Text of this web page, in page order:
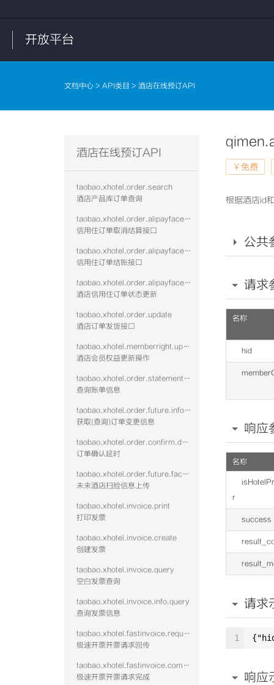
开放平台
文档中心 > API类目 > 酒店在线预订API
酒店在线预订API
taobao.xhotel.order.search
酒店产品库订单查询
taobao.xhotel.order.alipayface.cancelsettle
信用住订单取消结算接口
taobao.xhotel.order.alipayface.settle
信用住订单结账接口
taobao.xhotel.order.alipayface.update
酒店信用住订单状态更新
taobao.xhotel.order.update
酒店订单发货接口
taobao.xhotel.memberright.update
酒店会员权益更新操作
taobao.xhotel.order.statement.get
查询账单信息
taobao.xhotel.order.future.info.get
获取(查询)订单变更信息
taobao.xhotel.order.confirm.delay
订单确认延时
taobao.xhotel.order.future.facescan.put
未来酒店扫脸信息上传
taobao.xhotel.invoice.print
打印发票
taobao.xhotel.invoice.create
创建发票
taobao.xhotel.invoice.query
空白发票查询
taobao.xhotel.invoice.info.query
查询发票信息
taobao.xhotel.fastinvoice.request
极速开票开票请求回传
taobao.xhotel.fastinvoice.complete
极速开票开票请求完成
￥免费
根据酒店id
公共
请求
名称
hid
响应
名称
r
success
请求
1
响应